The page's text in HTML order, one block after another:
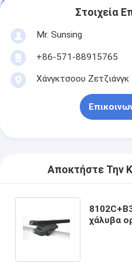
Στοιχεία
Mr. Sunsing
+86-571-88915765
Χάνγκτσοου Ζετζιάνγκ
Αποκτήστε Την
χάλυβα